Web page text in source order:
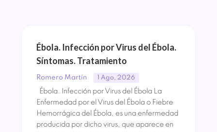
Ébola. Infección por Virus del Ébola.
Síntomas. Tratamiento
Romero Martín 1 Ago, 2026
Ébola. Infección por Virus del Ébola La
Enfermedad por el Virus del Ébola o Fiebre
Hemorrágica del Ébola, es una enfermedad
producida por dicho virus, que aparece en